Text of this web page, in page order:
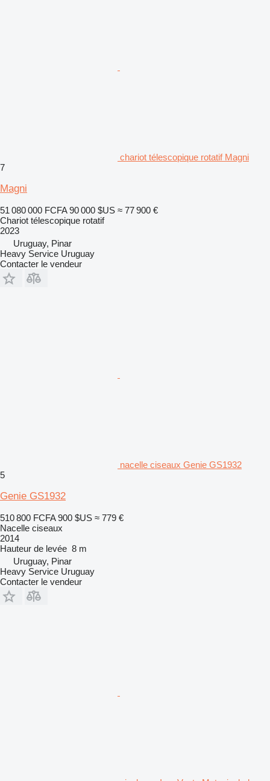
chariot télescopique rotatif Magni
7
Magni
51 080 000 FCFA 90 000 $US ≈ 77 900 €
Chariot télescopique rotatif
2023
Uruguay, Pinar
Heavy Service Uruguay
Contacter le vendeur
nacelle ciseaux Genie GS1932
5
Genie GS1932
510 800 FCFA 900 $US ≈ 779 €
Nacelle ciseaux
2014
Hauteur de levée 8 m
Uruguay, Pinar
Heavy Service Uruguay
Contacter le vendeur